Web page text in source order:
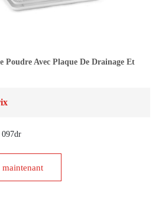
Avec Plaque De Drainage Et
maintenant